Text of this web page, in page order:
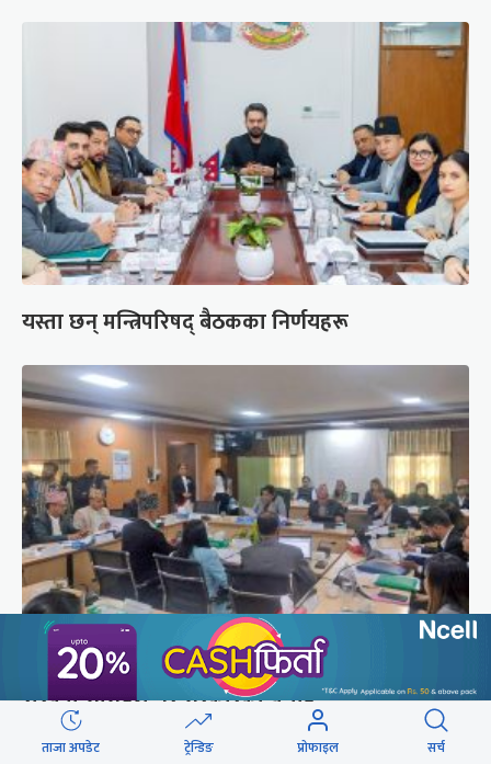
यस्ता छन् मन्त्रिपरिषद् बैठकका निर्णयहरू
न्यायाधीशबारे ३ अन्तर्राष्ट्रिय संस्थाको विज्ञप्तिप्रति
रास्वपा सांसदले गरे सरकारको बचाउ
ताजा अपडेट ट्रेन्डिङ प्रोफाइल सर्च